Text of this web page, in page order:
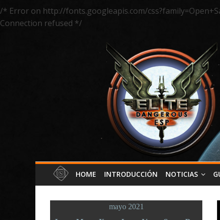
/* Error on http://fonts.googleapis.com/
Connection refused */
HOME INTRODUCCIÓN NOTICIAS
mayo 2021